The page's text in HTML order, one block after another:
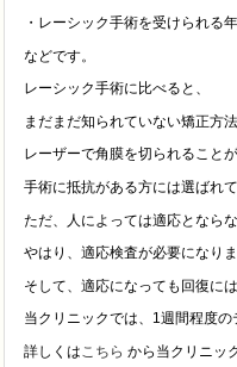
・レーシック手術を受けられる
などです。
レーシック手術に比べると、
まだまだ知られていない矯正方法
レーザーで角膜を切られることが
手術に抵抗がある方には選ばれ
ただ、人によっては適応となら
やはり、適応検査が必要になりま
そして、適応になっても回復に
当クリニックでは、1週間程度の
詳しくはこちら から当クリニッ